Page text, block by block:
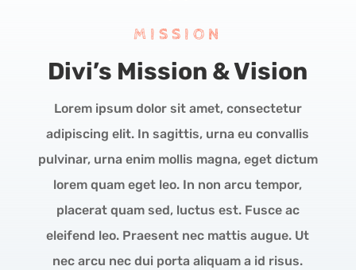
MISSION
Divi’s Mission & Vision
Lorem ipsum dolor sit amet, consectetur
adipiscing elit. In sagittis, urna eu convallis
pulvinar, urna enim mollis magna, eget dictum
lorem quam eget leo. In non arcu tempor,
placerat quam sed, luctus est. Fusce ac
eleifend leo. Praesent nec mattis augue. Ut
nec arcu nec dui porta aliquam a id risus.